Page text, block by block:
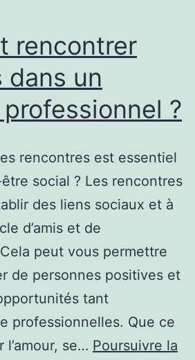
rencontrer
dans un
?
rencontres est essentiel
social ? Les rencontres
des liens sociaux et à
d’amis et de
peut vous permettre
de personnes positives et
tant
professionnelles. Que ce
se… Poursuivre la